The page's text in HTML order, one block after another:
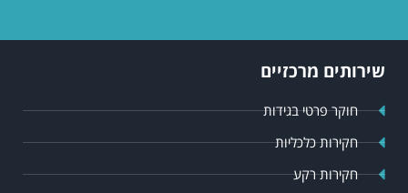
שירותים מרכזיים
חוקר פרטי בגידות
חקירות כלכליות
חקירות רקע